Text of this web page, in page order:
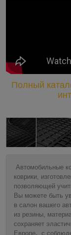
Полный
Автомобильные
коврики,
позволяющей
Вы можете быть
в салон вашего
из резины,
сохраняет
Европе, с